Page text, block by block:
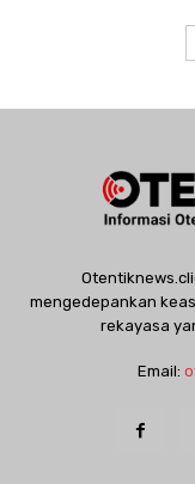
mengedepankan
rekayasa
Email: